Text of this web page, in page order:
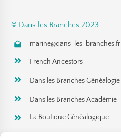
© Dans les Branches 2023
marine@dans-les-branches.fr
French Ancestors
Dans les Branches Généalogie
Dans les Branches Académie
La Boutique Généalogique